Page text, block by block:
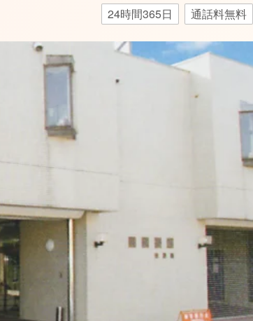
24時間365日 通話料無料